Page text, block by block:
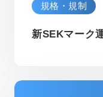
規格・規制
新SEKマーク